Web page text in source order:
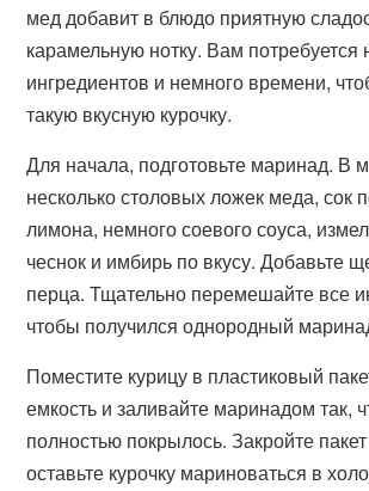
мед добавит в блюдо приятную
карамельную нотку. Вам потребуется
ингредиентов и немного времени,
такую вкусную курочку.
Для начала, подготовьте маринад. В
несколько столовых ложек меда, сок
лимона, немного соевого соуса,
чеснок и имбирь по вкусу. Добавьте
перца. Тщательно перемешайте все
чтобы получился однородный
Поместите курицу в пластиковый
емкость и заливайте маринадом так,
полностью покрылось. Закройте
оставьте курочку мариноваться в